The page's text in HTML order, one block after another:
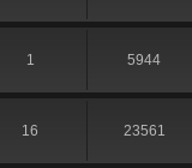
1 5944
16 23561